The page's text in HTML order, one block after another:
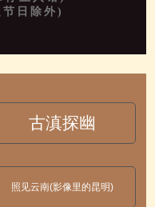
日除外)
古滇探幽
照见云南(影像里的昆明)